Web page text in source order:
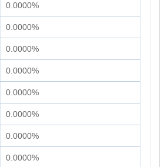
0.0000%
0.0000%
0.0000%
0.0000%
0.0000%
0.0000%
0.0000%
0.0000%